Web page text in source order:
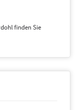
finden Sie